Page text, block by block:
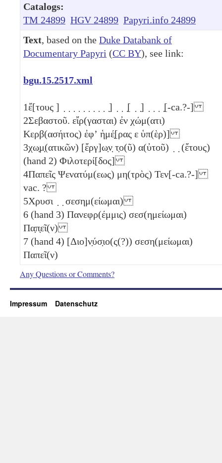
Catalogs:
TM 24899 HGV 24899 Papyri.info 24899
Text, based on the Duke Databank of
Documentary Papyri (CC BY), see link:
bgu.15.2517.xml
1ἔ[τους ] ̣ ̣ ̣ ̣ ̣ ̣ ̣ ̣ ̣ ̣] ̣ ̣ ̣[ ̣ ̣] ̣ ̣ ̣ ̣[-ca.?-]
2Σεβαστοῦ. εἴρ(γασται) ἐν χώμ(ατι)
Κερβ(ασήιτος) ἐφʼ ἡμέ̣[ρας ε ὑπ(ὲρ)]
3χω̣μ̣(ατικῶν) [ἔργ]ω̣ν̣ τ̣ο(ῦ) α(ὐτοῦ) ̣ ̣ (ἔτους)
(hand 2) Φιλοτερί[δος]
4Παπεῖς Ψενατύμ(εως) μη(τρὸς) Τεν[-ca.?-]
vac. ?
5Χρυσι ̣ ̣ σεσημ(είωμαι)
6 (hand 3) Πανεφρ(έμμις) σεσ(ημείωμαι)
Πα̣π̣εῖ(ν)
7 (hand 4) [Διο]ν̣ύσ̣ιο(ς(?)) σεση(μείωμαι)
Παπεῖ(ν)
Any Questions or Comments?
Impressum Datenschutz